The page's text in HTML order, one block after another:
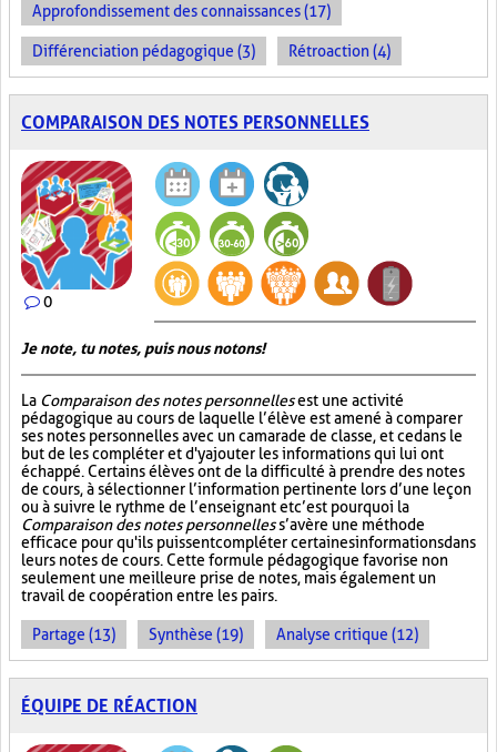
Approfondissement des connaissances (17)
Différenciation pédagogique (3) Rétroaction (4)
COMPARAISON DES NOTES PERSONNELLES
0
Je note, tu notes, puis nous notons!
La Comparaison des notes personnellesest une activité
pédagogique au cours de laquelle l’élève est amené à comparer
ses notes personnelles avec un camarade de classe, et ce dans le
but de les compléter et d'y ajouter les informations qui lui ont
échappé. Certains élèves ont de la difficulté à prendre des notes
de cours, à sélectionner l’information pertinente lors d’une leçon
ou à suivre le rythme de l’enseignant et c’est pourquoi la
Comparaison des notes personnelless’avère une méthode
efficace pour qu'ils puissent compléter certaines informations dans
leurs notes de cours. Cette formule pédagogique favorise non
seulement une meilleure prise de notes, mais également un
travail de coopération entre les pairs.
Partage (13) Synthèse (19) Analyse critique (12)
ÉQUIPE DE RÉACTION